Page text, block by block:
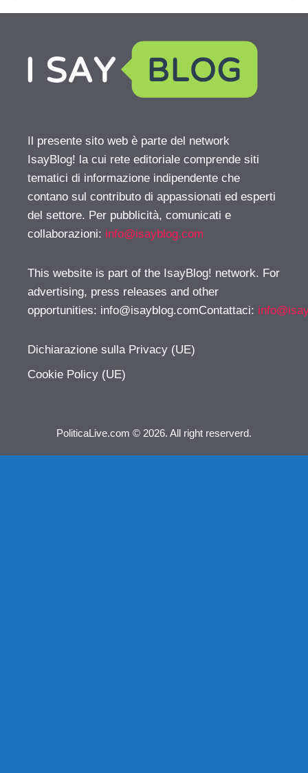
Il presente sito web è parte del network
IsayBlog! la cui rete editoriale comprende siti
tematici di informazione indipendente che
contano sul contributo di appassionati ed esperti
del settore. Per pubblicità, comunicati e
collaborazioni: info@isayblog.com
This website is part of the IsayBlog! network. For
advertising, press releases and other
opportunities: info@isayblog.comContattaci:
Dichiarazione sulla Privacy (UE)
Cookie Policy (UE)
PoliticaLive.com © 2026. All right reserverd.